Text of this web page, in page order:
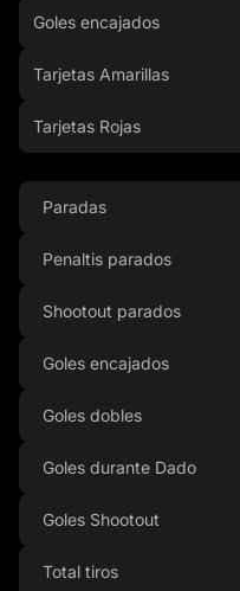
Goles encajados
Tarjetas Amarillas
Tarjetas Rojas
Paradas
Penaltis parados
Shootout parados
Goles encajados
Goles dobles
Goles durante Dado
Goles Shootout
Total tiros